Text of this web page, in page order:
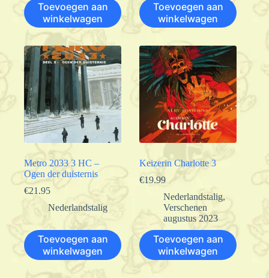
Toevoegen aan
winkelwagen
Toevoegen aan
winkelwagen
Metro 2033 3 HC –
Ogen der duisternis
€21.95
Nederlandstalig
Toevoegen aan
winkelwagen
Keizerin Charlotte 3
€19.99
Nederlandstalig,
Verschenen
augustus 2023
Toevoegen aan
winkelwagen